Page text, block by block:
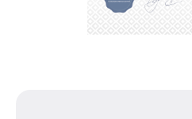
репутацию. Мы постоянно